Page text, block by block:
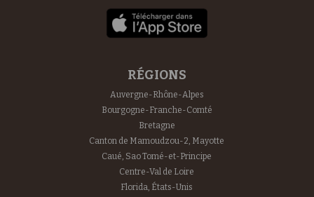
RÉGIONS
Auvergne-Rhône-Alpes
Bourgogne-Franche-Comté
Bretagne
Canton de Mamoudzou-2, Mayotte
Caué, Sao Tomé-et-Principe
Centre-Val de Loire
Florida, États-Unis